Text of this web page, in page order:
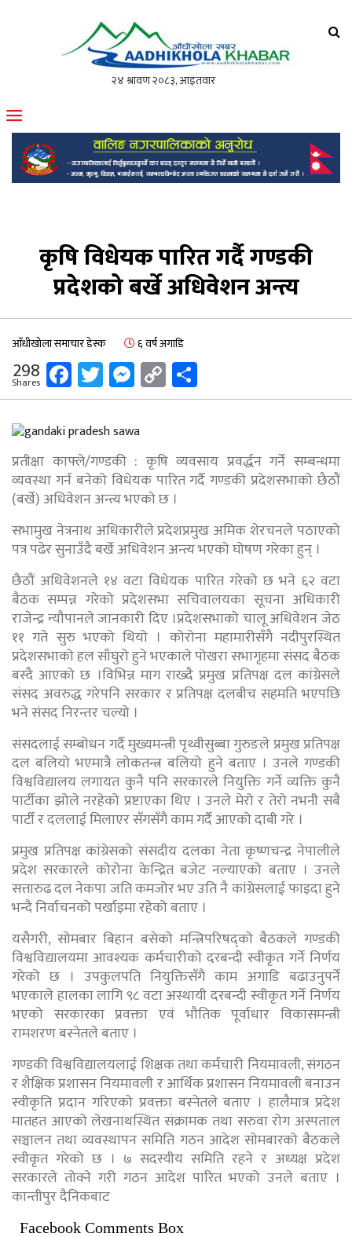
मोफसलकै लोकप्रिय अनलाइन पत्रिका
कृषि विधेयक पारित गर्दै गण्डकी
प्रदेशको बर्खे अधिवेशन अन्त्य
आँधीखोला समाचार डेस्क ६ वर्ष अगाडि
298
Shares Facebook
Twitter
Messenger
Copy
Link
प्रतीक्षा काफ्ले/गण्डकी : कृषि व्यवसाय प्रवर्द्धन गर्ने सम्बन्धमा
व्यवस्था गर्न बनेको विधेयक पारित गर्दै गण्डकी प्रदेशसभाको छैठौं
(बर्खे) अधिवेशन अन्त्य भएको छ ।
सभामुख नेत्रनाथ अधिकारीले प्रदेशप्रमुख अमिक शेरचनले पठाएको
पत्र पढेर सुनाउँदै बर्खे अधिवेशन अन्त्य भएको घोषण गरेका हुन् ।
छैठौं अधिवेशनले १४ वटा विधेयक पारित गरेको छ भने ६२ वटा
बैठक सम्पन्न गरेको प्रदेशसभा सचिवालयका सूचना अधिकारी
राजेन्द्र न्यौपानले जानकारी दिए ।प्रदेशसभाको चालू अधिवेशन जेठ
११ गते सुरु भएको थियो । कोरोना महामारीसँगै नदीपुरस्थित
प्रदेशसभाको हल साँघुरो हुने भएकाले पोखरा सभागृहमा संसद बैठक
बस्दै आएको छ ।विभिन्न माग राख्दै प्रमुख प्रतिपक्ष दल कांग्रेसले
संसद अवरुद्ध गरेपनि सरकार र प्रतिपक्ष दलबीच सहमति भएपछि
भने संसद निरन्तर चल्यो ।
संसदलाई सम्बोधन गर्दै मुख्यमन्त्री पृथ्वीसुब्बा गुरुङले प्रमुख प्रतिपक्ष
दल बलियो भएमात्रै लोकतन्त्र बलियो हुने बताए । उनले गण्डकी
विश्वविद्यालय लगायत कुनै पनि सरकारले नियुक्ति गर्ने व्यक्ति कुनै
पार्टीका झोले नरहेको प्रष्टाएका थिए । उनले मेरो र तेरो नभनी सबै
पार्टी र दललाई मिलाएर सँगसँगै काम गर्दै आएको दाबी गरे ।
प्रमुख प्रतिपक्ष कांग्रेसको संसदीय दलका नेता कृष्णचन्द्र नेपालीले
प्रदेश सरकारले कोरोना केन्द्रित बजेट नल्याएको बताए । उनले
सत्तारुढ दल नेकपा जति कमजोर भए उति नै कांग्रेसलाई फाइदा हुने
भन्दै निर्वाचनको पर्खाइमा रहेको बताए ।
यसैगरी, सोमबार बिहान बसेको मन्त्रिपरिषद्को बैठकले गण्डकी
विश्वविद्यालयमा आवश्यक कर्मचारीको दरबन्दी स्वीकृत गर्ने निर्णय
गरेको छ । उपकुलपति नियुक्तिसँगै काम अगाडि बढाउनुपर्ने
भएकाले हालका लागि ९८ वटा अस्थायी दरबन्दी स्वीकृत गर्ने निर्णय
भएको सरकारका प्रवक्ता एवं भौतिक पूर्वाधार विकासमन्त्री
रामशरण बस्नेतले बताए ।
गण्डकी विश्वविद्यालयलाई शिक्षक तथा कर्मचारी नियमावली, संगठन
र शैक्षिक प्रशासन नियमावली र आर्थिक प्रशासन नियमावली बनाउन
स्वीकृति प्रदान गरिएको प्रवक्ता बस्नेतले बताए । हालैमात्र प्रदेश
मातहत आएको लेखनाथस्थित संक्रामक तथा सरुवा रोग अस्पताल
सञ्चालन तथा व्यवस्थापन समिति गठन आदेश सोमबारको बैठकले
स्वीकृत गरेको छ । ७ सदस्यीय समिति रहने र अध्यक्ष प्रदेश
सरकारले तोक्ने गरी गठन आदेश पारित भएको उनले बताए ।
कान्तीपुर दैनिकबाट
Facebook Comments Box